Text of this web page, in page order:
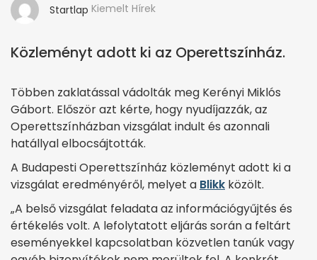
Startlap Kiemelt Hírek
Közleményt adott ki az Operettszínház.
Többen zaklatással vádolták meg Kerényi Miklós
Gábort. Először azt kérte, hogy nyudíjazzák, az
Operettszínházban vizsgálat indult és azonnali
hatállyal elbocsájtották.
A Budapesti Operettszínház közleményt adott ki a
vizsgálat eredményéről, melyet a Blikk közölt.
„A belső vizsgálat feladata az információgyűjtés és
értékelés volt. A lefolytatott eljárás során a feltárt
eseményekkel kapcsolatban közvetlen tanúk vagy